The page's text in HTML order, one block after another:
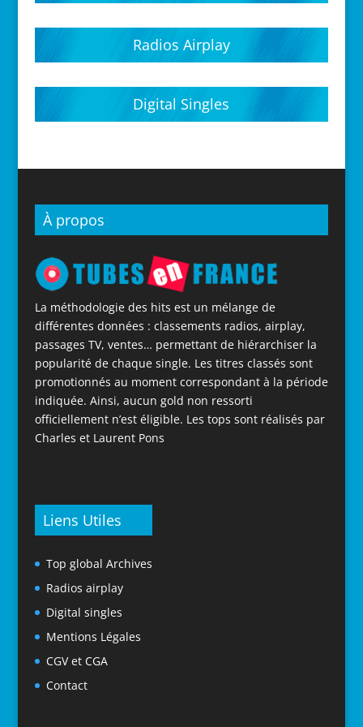
Radios Airplay
Digital Singles
À propos
La méthodologie des hits est un mélange de
différentes données : classements radios, airplay,
passages TV, ventes… permettant de hiérarchiser la
popularité de chaque single. Les titres classés sont
promotionnés au moment correspondant à la période
indiquée. Ainsi, aucun gold non ressorti
officiellement n’est éligible. Les tops sont réalisés par
Charles et Laurent Pons
Liens Utiles
Top global Archives
Radios airplay
Digital singles
Mentions Légales
CGV et CGA
Contact